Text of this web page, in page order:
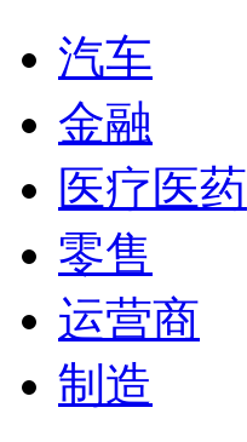
汽车
金融
医疗医药
零售
运营商
制造